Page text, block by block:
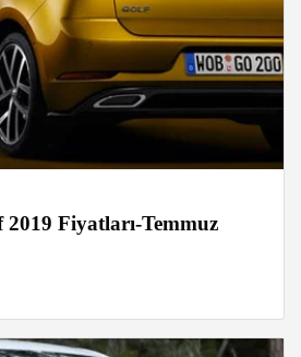
Fiyatları-Temmuz